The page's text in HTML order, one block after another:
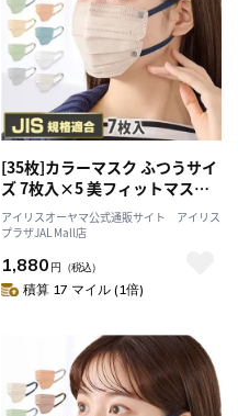
[35枚]カラーマスク ふつうサイ
ズ 7枚入×5 美フィットマスク
ピンクベージュ
アイリスオーヤマ公式通販サイト アイリス
プラザJAL Mall店
1,880 円 （税込）
積算 17 マイル (1倍)